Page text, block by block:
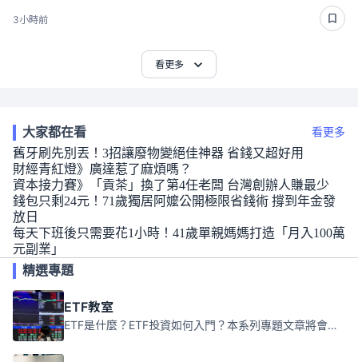
3小時前
看更多
大家都在看 看更多
舊牙刷先別丟！3招讓廢物變絕佳神器 省錢又超好用
財經青紅燈》廣達惹了麻煩嗎？
資本接力賽》「貢茶」換了第4任老闆 台灣創辦人賺最少
錢包只剩24元！71歲獨居阿嬤公開極限省錢術 撐到年金發
放日
每天下班後只需要花1小時！41歲單親媽媽打造「月入100萬
元副業」
精選專題
ETF教室
ETF是什麼？ETF投資如何入門？本系列專題文章將會告訴你新手必須知道的ETF基礎知識。